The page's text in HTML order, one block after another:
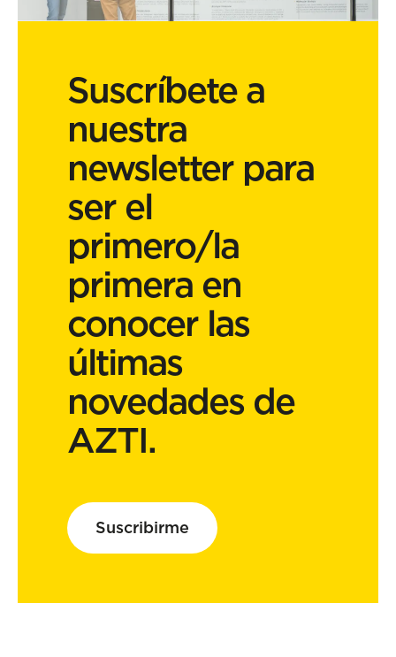
Suscríbete a
nuestra
newsletter para
ser el
primero/la
primera en
conocer las
últimas
novedades de
AZTI.
Suscribirme